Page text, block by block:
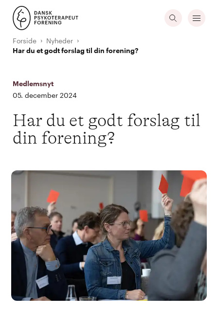
Forside
Nyheder
Har du et godt forslag til din forening?
Medlemsnyt
05. december 2024
Har du et godt forslag til
din forening?